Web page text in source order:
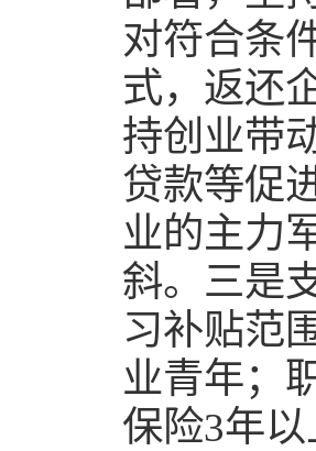
对符合条
式，返还
持创业带
贷款等促
业的主力
斜。三是
习补贴范
业青年；
保险3年